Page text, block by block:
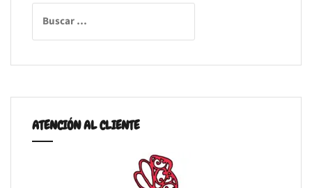
ATENCIÓN AL CLIENTE